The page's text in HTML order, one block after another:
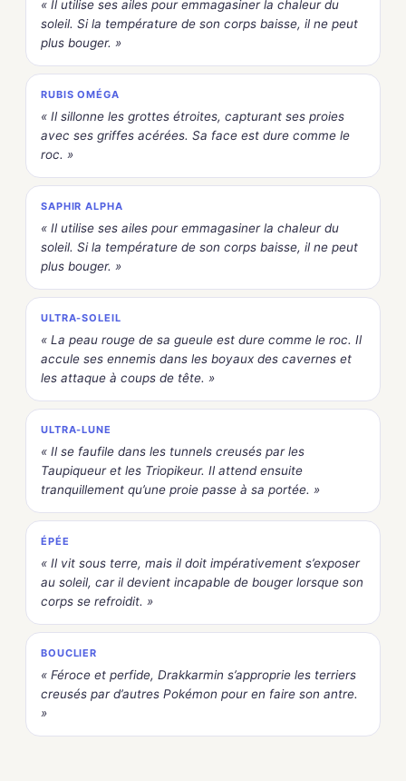
« Il utilise ses ailes pour emmagasiner la chaleur du
soleil. Si la température de son corps baisse, il ne peut
plus bouger. »
RUBIS OMÉGA
« Il sillonne les grottes étroites, capturant ses proies
avec ses griffes acérées. Sa face est dure comme le
roc. »
SAPHIR ALPHA
« Il utilise ses ailes pour emmagasiner la chaleur du
soleil. Si la température de son corps baisse, il ne peut
plus bouger. »
ULTRA-SOLEIL
« La peau rouge de sa gueule est dure comme le roc. Il
accule ses ennemis dans les boyaux des cavernes et
les attaque à coups de tête. »
ULTRA-LUNE
« Il se faufile dans les tunnels creusés par les
Taupiqueur et les Triopikeur. Il attend ensuite
tranquillement qu’une proie passe à sa portée. »
ÉPÉE
« Il vit sous terre, mais il doit impérativement s’exposer
au soleil, car il devient incapable de bouger lorsque son
corps se refroidit. »
BOUCLIER
« Féroce et perfide, Drakkarmin s’approprie les terriers
creusés par d’autres Pokémon pour en faire son antre.
»